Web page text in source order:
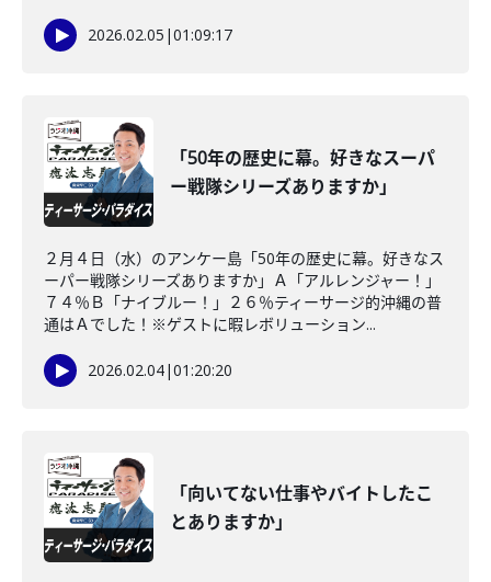
2026.02.05 |01:09:17
「50年の歴史に幕。好きなスーパ
ー戦隊シリーズありますか」
２月４日（水）のアンケー島「50年の歴史に幕。好きなス
ーパー戦隊シリーズありますか」Ａ「アルレンジャー！」
７４％Ｂ「ナイブルー！」２６％ティーサージ的沖縄の普
通はＡでした！※ゲストに暇レボリューション...
2026.02.04|01:20:20
「向いてない仕事やバイトしたこ
とありますか」